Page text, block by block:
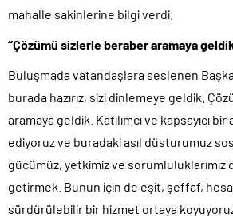
mahalle sakinlerine bilgi verdi.
“Çözümü sizlerle beraber aramaya
Buluşmada vatandaşlara seslenen
burada hazırız, sizi dinlemeye geldik.
aramaya geldik. Katılımcı ve kapsayıcı
ediyoruz ve buradaki asıl düsturumuz
gücümüz, yetkimiz ve sorumluluklarımız
getirmek. Bunun için de eşit, şeffaf,
sürdürülebilir bir hizmet ortaya